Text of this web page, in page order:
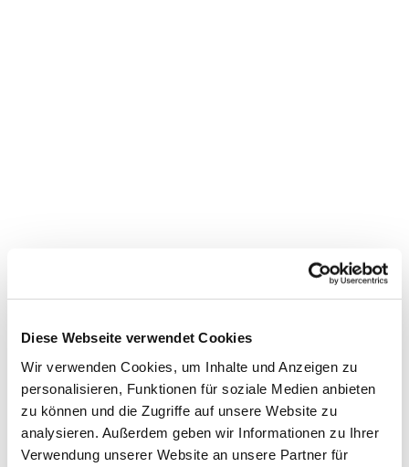
Diese Webseite verwendet Cookies
Wir verwenden Cookies, um Inhalte und Anzeigen zu
personalisieren, Funktionen für soziale Medien anbieten
zu können und die Zugriffe auf unsere Website zu
analysieren. Außerdem geben wir Informationen zu Ihrer
Verwendung unserer Website an unsere Partner für
Dies könnte Sie auch interessieren